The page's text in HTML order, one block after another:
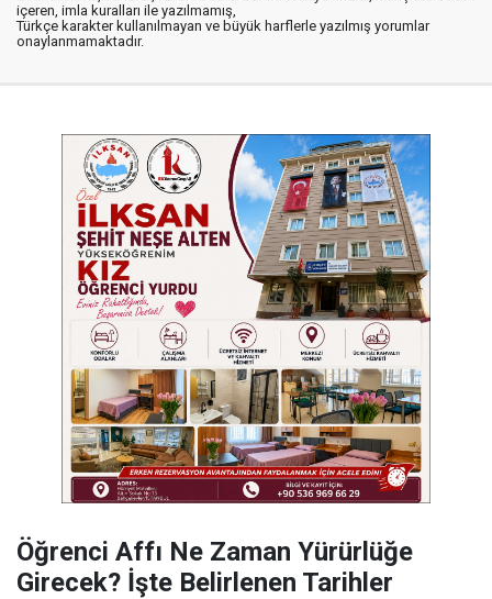
içeren, imla kuralları ile yazılmamış,
Türkçe karakter kullanılmayan ve büyük harflerle yazılmış yorumlar
onaylanmamaktadır.
Öğrenci Affı Ne Zaman Yürürlüğe
Girecek? İşte Belirlenen Tarihler